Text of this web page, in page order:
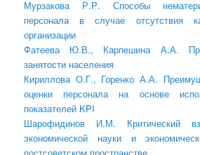
Мурзакова Р.Р. Способы
персонала в случае отсутствия
организации
Фатеева Ю.В., Карпешина А.А.
занятости населения
Кириллова О.Г., Горенко А.А.
оценки персонала на основе
показателей KPI
Шарофидинов И.М. Критический
экономической науки и